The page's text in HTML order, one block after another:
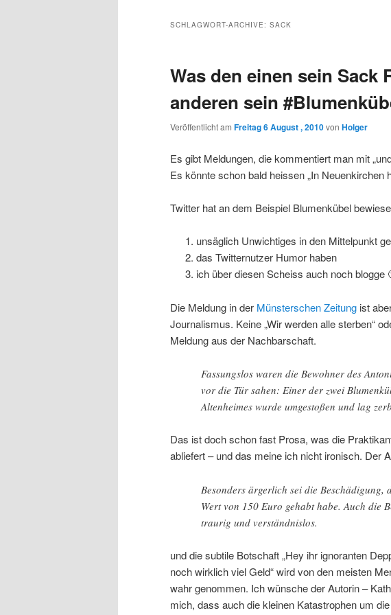
wechseln
SCHLAGWORT-ARCHIVE: SACK
Was den einen sein Sack
anderen sein
Veröffentlicht am Freitag 6 August , 2010von Holger
Es gibt Meldungen, die kommentiert man mit
Es könnte schon bald heissen „In Neuenkirchen
Twitter hat an dem Beispiel Blumenkübel
unsäglich Unwichtiges in den Mittelpunkt
das Twitternutzer Humor haben
ich über diesen Scheiss auch noch blogge
Die Meldung in der Münsterschen Zeitung ist
Journalismus. Keine „Wir werden alle sterben“
Meldung aus der Nachbarschaft.
Fassungslos waren die Bewohner des
vor die Tür sahen: Einer der zwei
Altenheimes wurde umgestoßen und lag
Das ist doch schon fast Prosa, was die
abliefert – und das meine ich nicht ironisch. Der
Besonders ärgerlich sei die Beschädigung,
Wert von 150 Euro gehabt habe. Auch die
traurig und verständnislos.
und die subtile Botschaft „Hey ihr ignoranten
noch wirklich viel Geld“ wird von den meisten
wahr genommen. Ich wünsche der Autorin –
mich, dass auch die kleinen Katastrophen um